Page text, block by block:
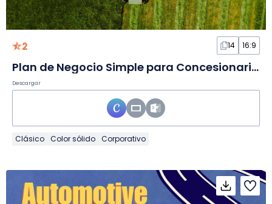
2 14 16:9
Plan de Negocio Simple para Concesionario de Tractores en Diapositivas
Descargar
Clásico Color sólido Corporativo